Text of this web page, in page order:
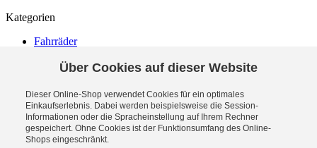
Kategorien
Fahrräder
Fahrradteile
Bekleidung
Ausverkauf (104)
Bestsellerartikel (10)
Newsletter
Über Cookies auf dieser Website
Dieser Online-Shop verwendet Cookies für ein optimales
Einkaufserlebnis. Dabei werden beispielsweise die Session-
Informationen oder die Spracheinstellung auf Ihrem Rechner
gespeichert. Ohne Cookies ist der Funktionsumfang des Online-
Shops eingeschränkt.